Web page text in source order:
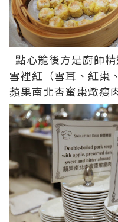
點心籠後方是廚師
雪裡紅（雪耳、紅棗
蘋果南北杏蜜棗燉瘦